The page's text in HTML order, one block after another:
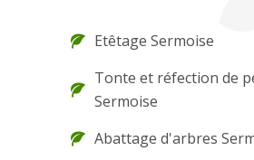
Etêtage Sermoise
Tonte et réfection de
Sermoise
Abattage d'arbres